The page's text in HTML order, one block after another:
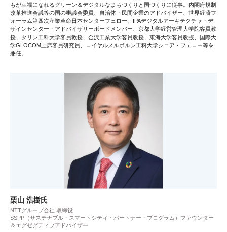
もが幸福になれるグリーン＆デジタルなまちづくりと国づくりに従事。内閣府規制
改革推進会議等の国の審議会委員、自治体・民間企業のアドバイザー、世界経済フ
ォーラム第四次産業革命日本センターフェロー、IPAデジタルアーキテクチャ・デ
ザインセンター・アドバイザリーボードメンバー、京都大学経営管理大学院客員教
授、タリン工科大学客員教授、金沢工業大学客員教授、東海大学客員教授、国際大
学GLOCOM上席客員研究員、ロイヤルメルボルン工科大学シニア・フェロー等を
兼任。
栗山 浩樹氏
NTTグループ会社 取締役
SSPP（サステナブル・スマートシティ・パートナー・プログラム）ファウンダー
＆エグゼグティブアドバイザー